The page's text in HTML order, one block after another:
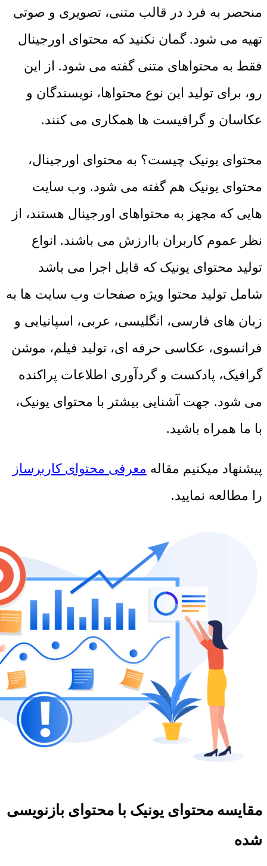
منحصر به فرد در قالب متنی، تصویری و صوتی
تهیه می شود. گمان نکنید که محتوای اورجینال
فقط به محتواهای متنی گفته می شود. از این
رو، برای تولید این نوع محتواها، نویسندگان و
عکاسان و گرافیست ها همکاری می کنند.
محتوای یونیک چیست؟ به محتوای اورجینال،
محتوای یونیک هم گفته می شود. وب سایت
هایی که مجهز به محتواهای اورجینال هستند، از
نظر عموم کاربران باارزش می باشند. انواع
تولید محتوای یونیک که قابل اجرا می باشد
شامل تولید محتوا ویژه صفحات وب سایت ها به
زبان های فارسی، انگلیسی، عربی، اسپانیایی و
فرانسوی، عکاسی حرفه ای، تولید فیلم، موشن
گرافیک، پادکست و گردآوری اطلاعات پراکنده
می شود. جهت آشنایی بیشتر با محتوای یونیک،
با ما همراه باشید.
پیشنهاد میکنیم مقاله معرفی محتوای کاربرساز
را مطالعه نمایید.
مقایسه محتوای یونیک با محتوای بازنویسی
شده